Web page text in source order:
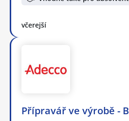
včerejší
Přípravář ve výrobě -